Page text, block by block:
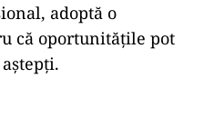
adoptă o
că oportunitățile pot